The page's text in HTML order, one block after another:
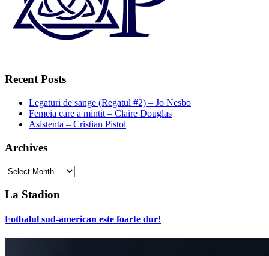
Recent Posts
Legaturi de sange (Regatul #2) – Jo Nesbo
Femeia care a mintit – Claire Douglas
Asistenta – Cristian Pistol
Archives
Archives
La Stadion
Fotbalul sud-american este foarte dur!